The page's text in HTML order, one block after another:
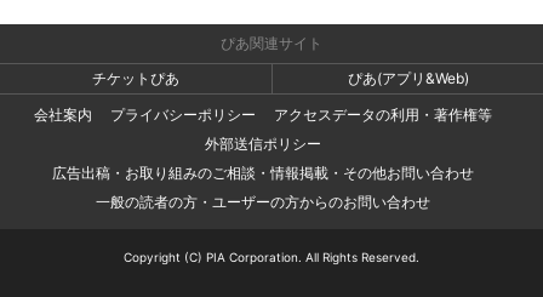
ぴあ関連サイト
チケットぴあ
ぴあ(アプリ&Web)
会社案内
プライバシーポリシー
アクセスデータの利用・著作権等
外部送信ポリシー
広告出稿・お取り組みのご相談・情報掲載・その他お問い合わせ
一般の読者の方・ユーザーの方からのお問い合わせ
Copyright (C) PIA Corporation. All Rights Reserved.